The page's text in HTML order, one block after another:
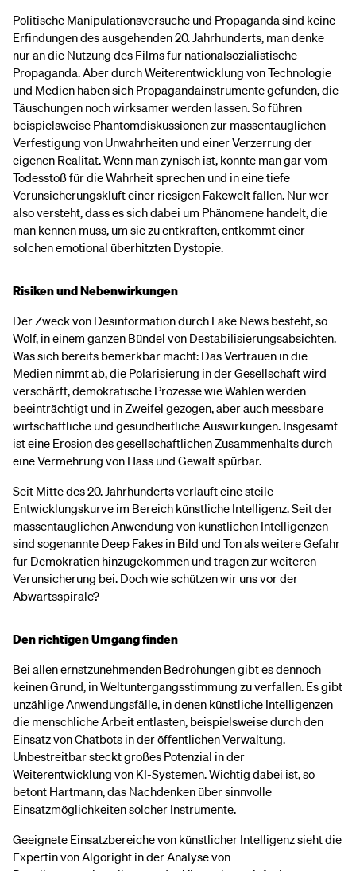
Politische Manipulationsversuche und Propaganda sind keine
Erfindungen des ausgehenden 20. Jahrhunderts, man denke
nur an die Nutzung des Films für nationalsozialistische
Propaganda. Aber durch Weiterentwicklung von Technologie
und Medien haben sich Propagandainstrumente gefunden, die
Täuschungen noch wirksamer werden lassen. So führen
beispielsweise Phantomdiskussionen zur massentauglichen
Verfestigung von Unwahrheiten und einer Verzerrung der
eigenen Realität. Wenn man zynisch ist, könnte man gar vom
Todesstoß für die Wahrheit sprechen und in eine tiefe
Verunsicherungskluft einer riesigen Fakewelt fallen. Nur wer
also versteht, dass es sich dabei um Phänomene handelt, die
man kennen muss, um sie zu entkräften, entkommt einer
solchen emotional überhitzten Dystopie.
Risiken und Nebenwirkungen
Der Zweck von Desinformation durch Fake News besteht, so
Wolf, in einem ganzen Bündel von Destabilisierungsabsichten.
Was sich bereits bemerkbar macht: Das Vertrauen in die
Medien nimmt ab, die Polarisierung in der Gesellschaft wird
verschärft, demokratische Prozesse wie Wahlen werden
beeinträchtigt und in Zweifel gezogen, aber auch messbare
wirtschaftliche und gesundheitliche Auswirkungen. Insgesamt
ist eine Erosion des gesellschaftlichen Zusammenhalts durch
eine Vermehrung von Hass und Gewalt spürbar.
Seit Mitte des 20. Jahrhunderts verläuft eine steile
Entwicklungskurve im Bereich künstliche Intelligenz. Seit der
massentauglichen Anwendung von künstlichen Intelligenzen
sind sogenannte Deep Fakes in Bild und Ton als weitere Gefahr
für Demokratien hinzugekommen und tragen zur weiteren
Verunsicherung bei. Doch wie schützen wir uns vor der
Abwärtsspirale?
Den richtigen Umgang finden
Bei allen ernstzunehmenden Bedrohungen gibt es dennoch
keinen Grund, in Weltuntergangsstimmung zu verfallen. Es gibt
unzählige Anwendungsfälle, in denen künstliche Intelligenzen
die menschliche Arbeit entlasten, beispielsweise durch den
Einsatz von Chatbots in der öffentlichen Verwaltung.
Unbestreitbar steckt großes Potenzial in der
Weiterentwicklung von KI-Systemen. Wichtig dabei ist, so
betont Hartmann, das Nachdenken über sinnvolle
Einsatzmöglichkeiten solcher Instrumente.
Geeignete Einsatzbereiche von künstlicher Intelligenz sieht die
Expertin von Algoright in der Analyse von